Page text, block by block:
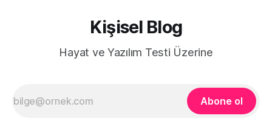
Kişisel Blog
Hayat ve Yazılım Testi Üzerine
Abone ol